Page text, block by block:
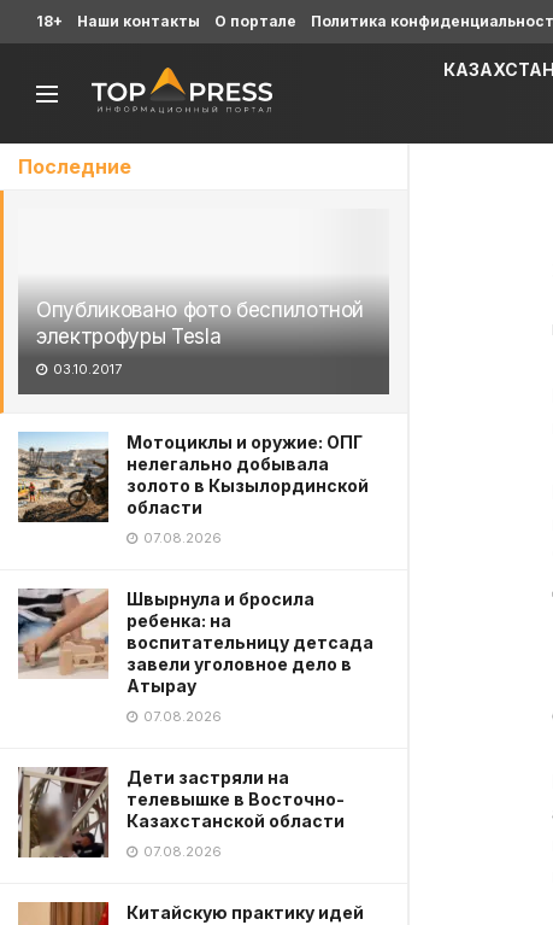
Последние
Опубликовано фото беспилотной
электрофуры Tesla
03.10.2017
Мотоциклы и оружие: ОПГ
нелегально добывала
золото в Кызылординской
области
07.08.2026
Швырнула и бросила
ребенка: на
воспитательницу детсада
завели уголовное дело в
Атырау
07.08.2026
Дети застряли на
телевышке в Восточно-
Казахстанской области
07.08.2026
Китайскую практику идей
18+ Наши контакты О портале Политика
КАЗАХСТАН